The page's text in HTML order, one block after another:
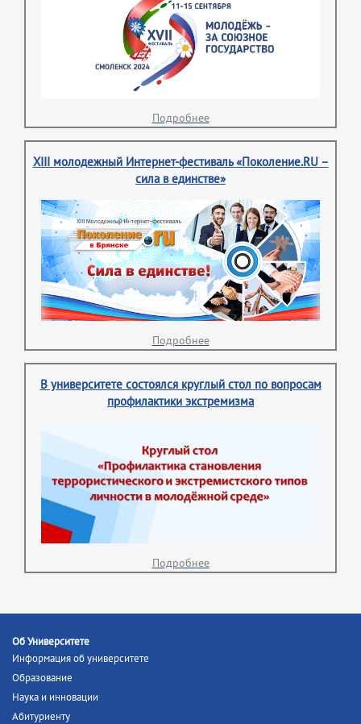
Подробнее
XIII молодежный Интернет-фестиваль «Поколение.RU –
сила в единстве»
Подробнее
В университете состоялся круглый стол по вопросам
профилактики экстремизма
Подробнее
Об Университете
Информация об университете
Образование
Наука и инновации
Абитуриенту